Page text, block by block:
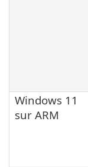
Windows 11
sur ARM